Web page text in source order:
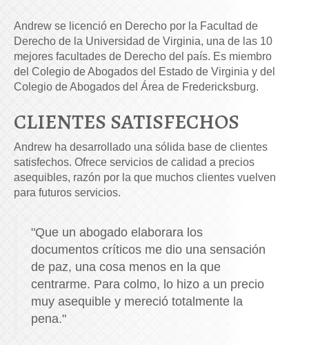
Andrew se licenció en Derecho por la Facultad de
Derecho de la Universidad de Virginia, una de las 10
mejores facultades de Derecho del país. Es miembro
del Colegio de Abogados del Estado de Virginia y del
Colegio de Abogados del Área de Fredericksburg.
CLIENTES SATISFECHOS
Andrew ha desarrollado una sólida base de clientes
satisfechos. Ofrece servicios de calidad a precios
asequibles, razón por la que muchos clientes vuelven
para futuros servicios.
"Que un abogado elaborara los
documentos críticos me dio una sensación
de paz, una cosa menos en la que
centrarme. Para colmo, lo hizo a un precio
muy asequible y mereció totalmente la
pena."